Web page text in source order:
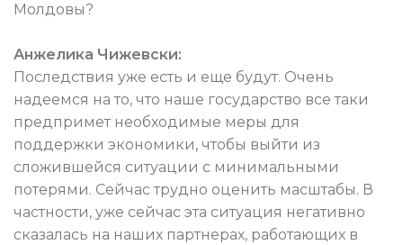
Молдовы?
Анжелика Чижевски:
Последствия уже есть и еще будут. Очень
надеемся на то, что наше государство все таки
предпримет необходимые меры для
поддержки экономики, чтобы выйти из
сложившейся ситуации с минимальными
потерями. Сейчас трудно оценить масштабы. В
частности, уже сейчас эта ситуация негативно
сказалась на наших партнерах, работающих в